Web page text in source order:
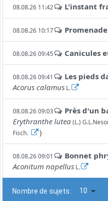
08.08.26 11:42 L'instant
08.08.26 10:17
08.08.26 09:45 Canicules
08.08.26 09:41 Les pieds
Acorus calamus L.
08.08.26 09:03 Près d'un
Erythranthe lutea(L.)
Fisch. )
08.08.26 09:01 Bonnet
Aconitum napellus L.
Nombre de sujets: 10